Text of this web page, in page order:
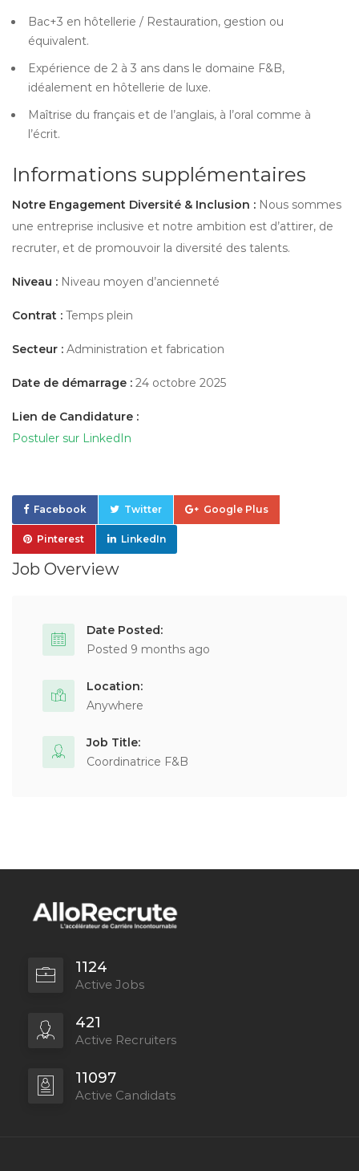
Bac+3 en hôtellerie / Restauration, gestion ou
équivalent.
Expérience de 2 à 3 ans dans le domaine F&B,
idéalement en hôtellerie de luxe.
Maîtrise du français et de l’anglais, à l’oral comme à
l’écrit.
Informations supplémentaires
Notre Engagement Diversité & Inclusion : Nous sommes
une entreprise inclusive et notre ambition est d’attirer, de
recruter, et de promouvoir la diversité des talents.
Niveau : Niveau moyen d’ancienneté
Contrat : Temps plein
Secteur : Administration et fabrication
Date de démarrage : 24 octobre 2025
Lien de Candidature :
Postuler sur LinkedIn
Facebook Twitter Google Plus
Pinterest LinkedIn
Job Overview
Date Posted:
Posted 9 months ago
Location:
Anywhere
Job Title:
Coordinatrice F&B
1124
Active Jobs
421
Active Recruiters
11097
Active Candidats